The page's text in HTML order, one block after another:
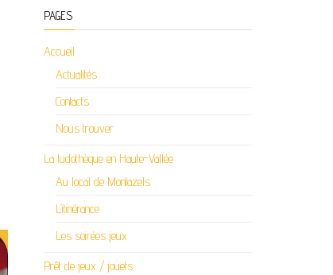
PAGES
Accueil
Actualités
Contacts
Nous trouver
La ludothèque en Haute-Vallée
Au local de Montazels
L’itinérance
Les soirées jeux
Prêt de jeux / jouets